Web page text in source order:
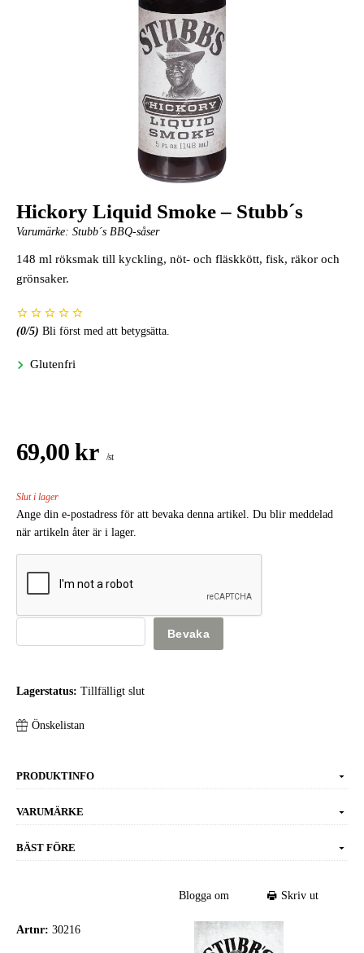
Hickory Liquid Smoke – Stubb´s
Varumärke: Stubb´s BBQ-såser
148 ml röksmak till kyckling, nöt- och fläskkött, fisk, räkor och
grönsaker.
(0/5) Bli först med att betygsätta.
Glutenfri
69,00 kr /st
Slut i lager
Ange din e-postadress för att bevaka denna artikel. Du blir meddelad
när artikeln åter är i lager.
Bevaka
Lagerstatus: Tillfälligt slut
Önskelistan
PRODUKTINFO
VARUMÄRKE
BÄST FÖRE
Blogga om Skriv ut
Artnr: 30216